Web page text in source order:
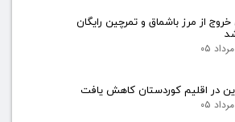
از مرز باشماق و تمرچین رایگان
در اقلیم کوردستان کاهش یافت